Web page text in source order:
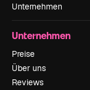
Unternehmen
Unternehmen
Preise
Über uns
Reviews